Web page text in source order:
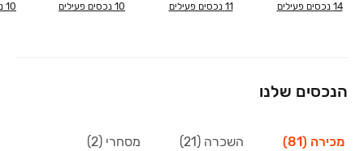
14 נכסים פעילים 11 נכסים פעילים 10 נכסים פעילים 10
הנכסים שלנו
מכירה (81) השכרה (21) מסחרי (2)